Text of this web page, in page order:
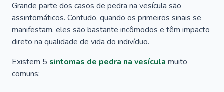
Grande parte dos casos de pedra na vesícula são
assintomáticos. Contudo, quando os primeiros sinais se
manifestam, eles são bastante incômodos e têm impacto
direto na qualidade de vida do indivíduo.
Existem 5 sintomas de pedra na vesículamuito
comuns: